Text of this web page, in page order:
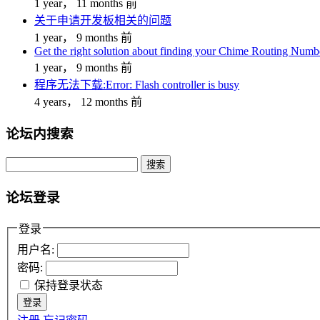
1 year， 11 months 前
关于申请开发板相关的问题
1 year， 9 months 前
Get the right solution about finding your Chime Routing
1 year， 9 months 前
程序无法下载:Error: Flash controller is busy
4 years， 12 months 前
论坛内搜索
论坛登录
登录
用户名:
密码:
保持登录状态
登录